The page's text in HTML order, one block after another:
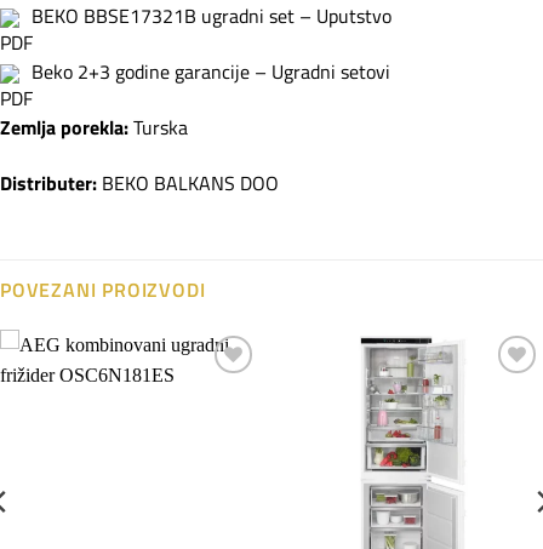
BEKO BBSE17321B ugradni set – Uputstvo
Beko 2+3 godine garancije – Ugradni setovi
Zemlja porekla:Turska
Distributer: BEKO BALKANS DOO
POVEZANI PROIZVODI